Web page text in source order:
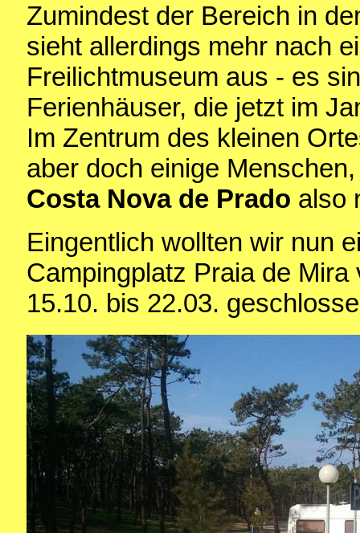
Zumindest der Bereich in
sieht allerdings mehr nach
Freilichtmuseum aus - es
Ferienhäuser, die jetzt im
Im Zentrum des kleinen
aber doch einige
Costa Nova de Prado also
Eingentlich wollten wir nun
Campingplatz Praia de
15.10. bis 22.03.